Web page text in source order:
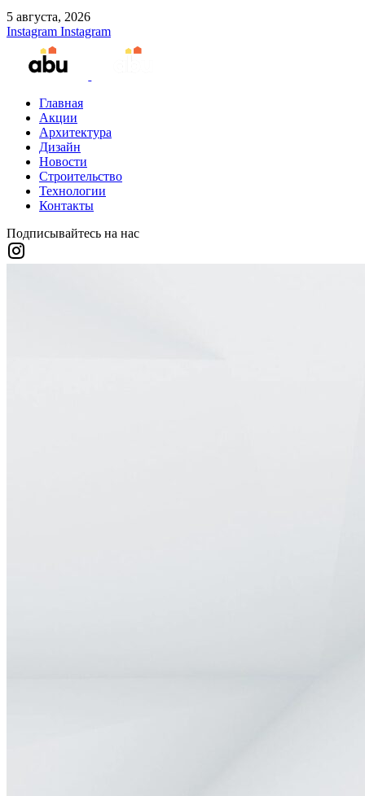
5 августа, 2026
Instagram Instagram
Главная
Акции
Архитектура
Дизайн
Новости
Строительство
Технологии
Контакты
Подписывайтесь на нас